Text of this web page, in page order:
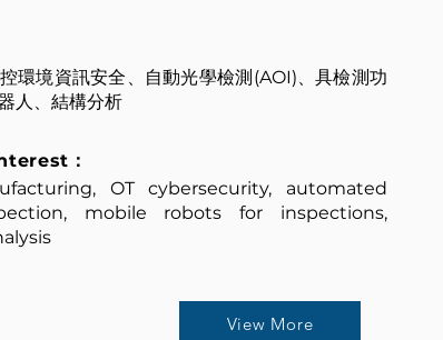
環境資訊安全、自動光學檢測(AOI)、具檢測功
人、結構分析
：
OT cybersecurity, automated
mobile robots for inspections,
View More